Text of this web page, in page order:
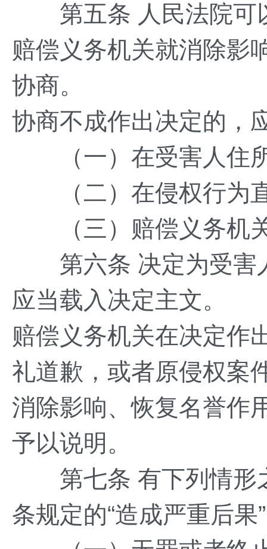
第五条 人民法院可
赔偿义务机关就消除影
协商。
协商不成作出决定的，
（一）在受害人住所
（二）在侵权行为直
（三）赔偿义务机关
第六条 决定为受害
应当载入决定主文。
赔偿义务机关在决定作
礼道歉，或者原侵权案
消除影响、恢复名誉作
予以说明。
第七条 有下列情形
条规定的“造成严重后果